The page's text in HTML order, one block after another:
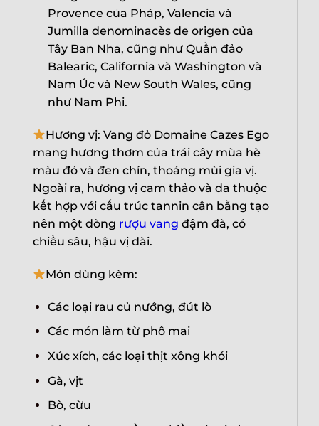
Provence của Pháp, Valencia và
Jumilla denominacès de origen của
Tây Ban Nha, cũng như Quần đảo
Balearic, California và Washington và
Nam Úc và New South Wales, cũng
như Nam Phi.
Hương vị: Vang đỏ Domaine Cazes Ego
mang hương thơm của trái cây mùa hè
màu đỏ và đen chín, thoáng mùi gia vị.
Ngoài ra, hương vị cam thảo và da thuộc
kết hợp với cấu trúc tannin cân bằng tạo
nên một dòng rượu vang đậm đà, có
chiều sâu, hậu vị dài.
Món dùng kèm:
Các loại rau củ nướng, đút lò
Các món làm từ phô mai
Xúc xích, các loại thịt xông khói
Gà, vịt
Bò, cừu